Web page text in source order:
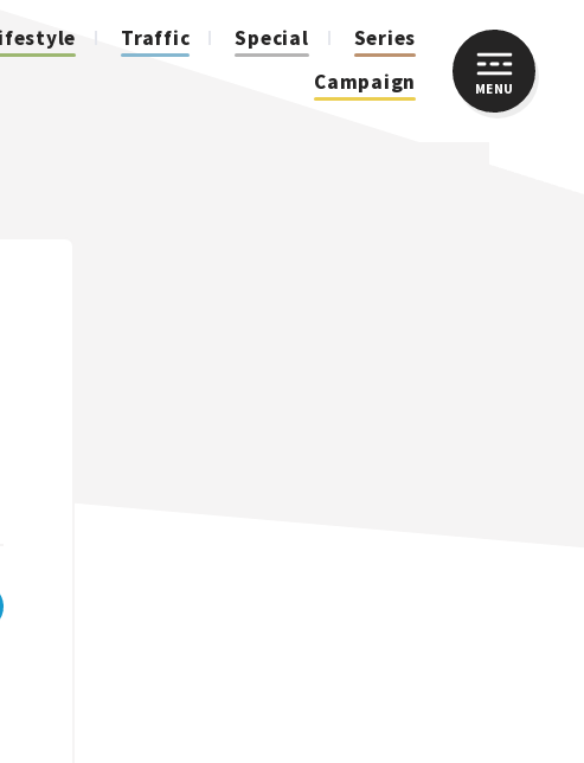
Traffic Special
Series
Campaign
MENUCLOSE